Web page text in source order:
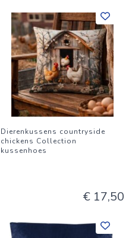
Dierenkussens countryside
chickens Collection
kussenhoes
€ 17,50